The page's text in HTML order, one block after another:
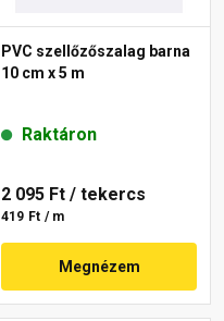
PVC szellőzőszalag barna
10 cm x 5 m
Raktáron
2 095 Ft / tekercs
419 Ft / m
Megnézem